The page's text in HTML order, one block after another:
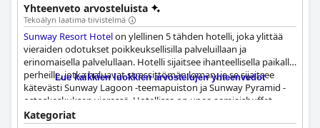
Yhteenveto arvosteluista
Tekoälyn laatima tiivistelmä
Sunway Resort Hotelon ylellinen 5 tähden hotelli, joka ylittää
vieraiden odotukset poikkeuksellisilla palveluillaan ja
erinomaisella palvelullaan. Hotelli sijaitsee ihanteellisella paikalla
perheille, jotka haluavat stressittömän loman, ja se sijaitsee
kätevästi Sunway Lagoon -teemapuiston ja Sunway Pyramid -
ostoskeskuksen vieressä. Hotellissa on upea aamiaisbuffet,
jossa on monipuolinen valikoima herkullisia ruokia, jotka
Lue kaikkien luokkien arvostelujen yhteenvedot
Kategoriat